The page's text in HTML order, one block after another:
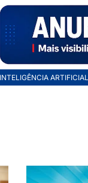
INTELIGÊNCIA ARTIFICIAL